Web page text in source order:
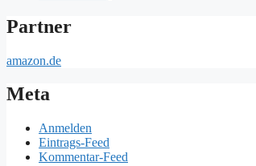
Partner
amazon.de
Meta
Anmelden
Eintrags-Feed
Kommentar-Feed